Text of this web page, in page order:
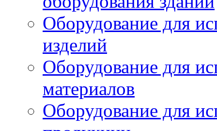
Оборудование для
изделий
Оборудование для
материалов
Оборудование для